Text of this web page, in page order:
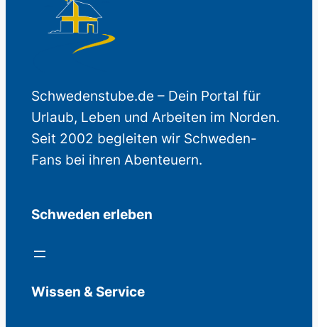
Schwedenstube.de – Dein Portal für
Urlaub, Leben und Arbeiten im Norden.
Seit 2002 begleiten wir Schweden-
Fans bei ihren Abenteuern.
Schweden erleben
Wissen & Service